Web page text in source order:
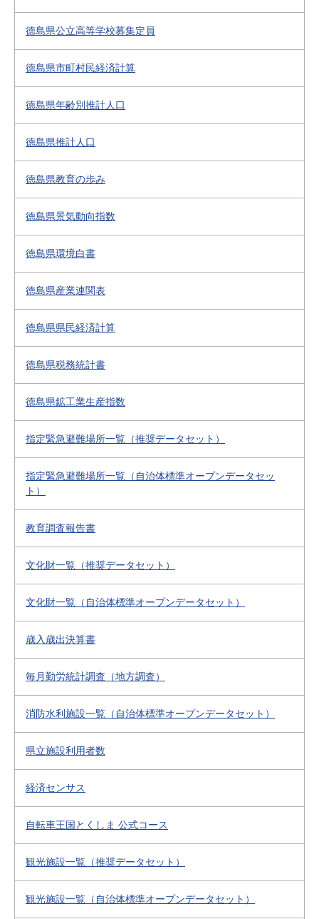
徳島県公立高等学校募集定員
徳島県市町村民経済計算
徳島県年齢別推計人口
徳島県推計人口
徳島県教育の歩み
徳島県景気動向指数
徳島県環境白書
徳島県産業連関表
徳島県県民経済計算
徳島県税務統計書
徳島県鉱工業生産指数
指定緊急避難場所一覧（推奨データセット）
指定緊急避難場所一覧（自治体標準オープンデータセッ
ト）
教育調査報告書
文化財一覧（推奨データセット）
文化財一覧（自治体標準オープンデータセット）
歳入歳出決算書
毎月勤労統計調査（地方調査）
消防水利施設一覧（自治体標準オープンデータセット）
県立施設利用者数
経済センサス
自転車王国とくしま 公式コース
観光施設一覧（推奨データセット）
観光施設一覧（自治体標準オープンデータセット）